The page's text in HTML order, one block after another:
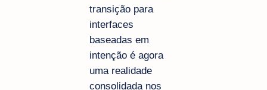
transição para
interfaces
baseadas em
intenção é agora
uma realidade
consolidada nos